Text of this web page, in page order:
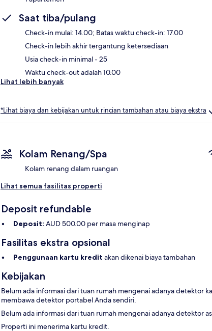
Saat tiba/pulang
Check-in mulai: 14.00; Batas waktu check-in: 17.00
Check-in lebih akhir tergantung ketersediaan
Usia check-in minimal - 25
Waktu check-out adalah 10.00
Lihat lebih banyak
*Lihat biaya dan kebijakan untuk rincian tambahan atau biaya ekstra
Kolam Renang/Spa
Kolam renang dalam ruangan
Lihat semua fasilitas properti
Deposit refundable
Deposit: AUD 500.00 per masa menginap
Fasilitas ekstra opsional
Penggunaan kartu kredit akan dikenai biaya tambahan
Kebijakan
Belum ada informasi dari tuan rumah mengenai adanya detektor
membawa detektor portabel Anda sendiri.
Belum ada informasi dari tuan rumah mengenai adanya detektor
Properti ini menerima kartu kredit.